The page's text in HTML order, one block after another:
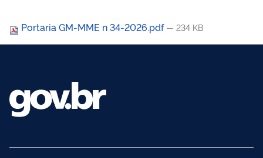
Portaria GM-MME n 34-2026.pdf — 234 KB